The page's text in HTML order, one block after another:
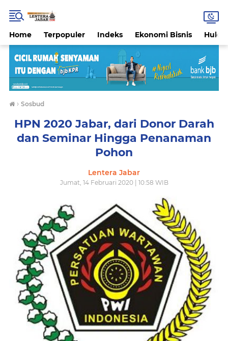
Home Terpopuler Indeks Ekonomi Bisnis
› Sosbud
HPN 2020 Jabar, dari Donor Darah
dan Seminar Hingga Penanaman
Pohon
Lentera Jabar
Jumat, 14 Februari 2020 | 10:58 WIB